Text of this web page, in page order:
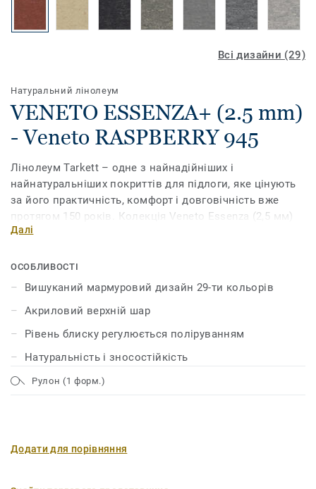
Всі дизайни (29)
Натуральний лінолеум
VENETO ESSENZA+ (2.5 mm)
- Veneto RASPBERRY 945
Лінолеум Tarkett – одне з найнадійніших і
найнатуральніших покриттів для підлоги, яке цінують
за його практичність, комфорт і довговічність вже
протягом 150 років. Колекція Veneto Essenza (2,5 мм)
на 96% виготовлена ​​з натуральної сировини і має
візерунків яскравих і насичених кольорів. Лінолеум
має унікальний захисний шар поверхні xf² ™, який
забезпечує йому міцність, надійність і мінімальні
витрати на догляд.
Далі
ОСОБЛИВОСТІ
Вишуканий мармуровий дизайн 29-ти кольорів
Акриловий верхній шар
Рівень блиску регулюється поліруванням
Натуральність і зносостійкість
Рулон (1 форм.)
Додати для порівняння